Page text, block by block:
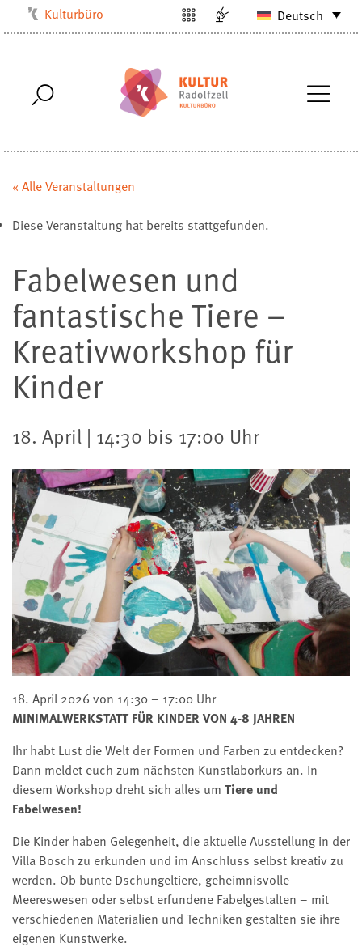
Kulturbüro
Stadtarchiv
Stadtbibliothek
Villa Bosch
Deutsch
« Alle Veranstaltungen
Diese Veranstaltung hat bereits stattgefunden.
Fabelwesen und
fantastische Tiere –
Kreativworkshop für
Kinder
18. April | 14:30 bis 17:00 Uhr
18. April 2026 von 14:30 – 17:00 Uhr
MINIMALWERKSTATT FÜR KINDER VON 4-8 JAHREN
Ihr habt Lust die Welt der Formen und Farben zu entdecken?
Dann meldet euch zum nächsten Kunstlaborkurs an. In
diesem Workshop dreht sich alles um Tiere und
Fabelwesen!
Die Kinder haben Gelegenheit, die aktuelle Ausstellung in der
Villa Bosch zu erkunden und im Anschluss selbst kreativ zu
werden. Ob bunte Dschungeltiere, geheimnisvolle
Meereswesen oder selbst erfundene Fabelgestalten – mit
verschiedenen Materialien und Techniken gestalten sie ihre
eigenen Kunstwerke.